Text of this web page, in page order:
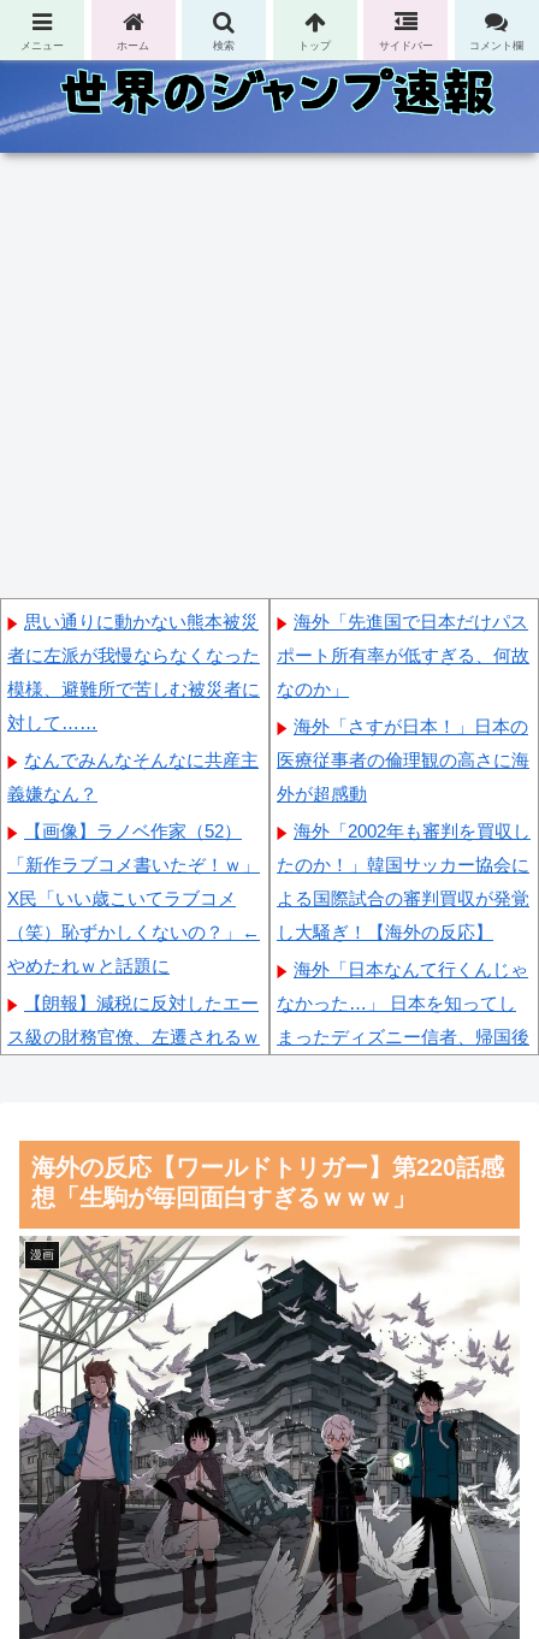
コンテンツへスキップ
思い通りに動かない熊本被災
者に左派が我慢ならなくなった
模様、避難所で苦しむ被災者に
対して……
なんでみんなそんなに共産主
義嫌なん？
【画像】ラノベ作家（52）
「新作ラブコメ書いたぞ！ｗ」
X民「いい歳こいてラブコメ
（笑）恥ずかしくないの？」←
やめたれｗと話題に
【朗報】減税に反対したエー
ス級の財務官僚、左遷されるｗ
古物件、レベチｗｗｗｗｗｗｗ
ｗｗｗｗｗｗｗｗｗｗｗｗｗ
【朗報】齋藤飛鳥、前屈みで
完全に見えてる動画が拡散され
てしまう…
磁気嵐、地球由来のイオンが
主導…JAXAの衛星「あらせ」
舌を絡ませて、唾液交換して
── ちゅっちゅしながらの濃厚
エッ画像♪
海外「日本よ、お前がナンバ
ーワンだ」 熊本地震直後の日
本の対応のスピードに世界が衝
撃
海外「先進国で日本だけパス
ポート所有率が低すぎる、何故
なのか」
海外「さすが日本！」日本の
医療従事者の倫理観の高さに海
外が超感動
海外「2002年も審判を買収し
たのか！」韓国サッカー協会に
よる国際試合の審判買収が発覚
し大騒ぎ！【海外の反応】
海外「日本なんて行くんじゃ
なかった…」 日本を知ってし
まったディズニー信者、帰国後
が金メダルは食えない」ベルリ
ン五輪4冠の彼が帰国後に立っ
ていた場所
韓国人「どうやら五輪サッカ
ー日韓戦でも審判の接待があっ
た模様…」→「メダル剥奪なの
では…？（ﾌﾞﾙﾌﾞﾙ」＝韓国の
反応
韓国人「意外に日本との関係
が深い地球の裏側の国がこちら
です‥」→「国境を越えた驚く
べき歴史のつながり‥」
韓国人「悲報：サッカー協会
の審判への性接待が事実の場
合、国際試合の出場権を完全剥
海外の反応【ワールドトリガー】第220話感
想「生駒が毎回面白すぎるｗｗｗ」
漫画
メニュー ホーム 検索 トップ サイドバー コメント欄